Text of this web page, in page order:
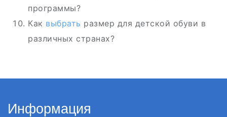
программы?
Как выбрать размер для детской обуви в
различных странах?
Информация